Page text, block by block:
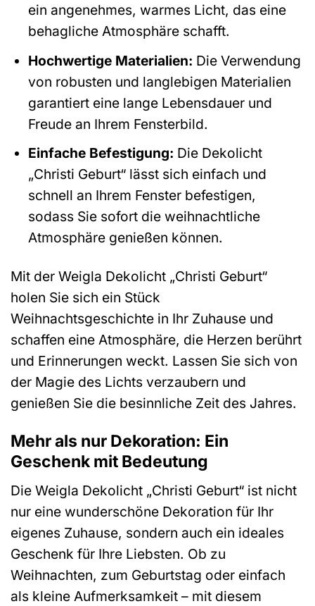
ein angenehmes, warmes Licht, das eine
behagliche Atmosphäre schafft.
Hochwertige Materialien: Die Verwendung
von robusten und langlebigen Materialien
garantiert eine lange Lebensdauer und
Freude an Ihrem Fensterbild.
Einfache Befestigung: Die Dekolicht
„Christi Geburt“ lässt sich einfach und
schnell an Ihrem Fenster befestigen,
sodass Sie sofort die weihnachtliche
Atmosphäre genießen können.
Mit der Weigla Dekolicht „Christi Geburt“
holen Sie sich ein Stück
Weihnachtsgeschichte in Ihr Zuhause und
schaffen eine Atmosphäre, die Herzen berührt
und Erinnerungen weckt. Lassen Sie sich von
der Magie des Lichts verzaubern und
genießen Sie die besinnliche Zeit des Jahres.
Mehr als nur Dekoration: Ein
Geschenk mit Bedeutung
Die Weigla Dekolicht „Christi Geburt“ ist nicht
nur eine wunderschöne Dekoration für Ihr
eigenes Zuhause, sondern auch ein ideales
Geschenk für Ihre Liebsten. Ob zu
Weihnachten, zum Geburtstag oder einfach
als kleine Aufmerksamkeit – mit diesem